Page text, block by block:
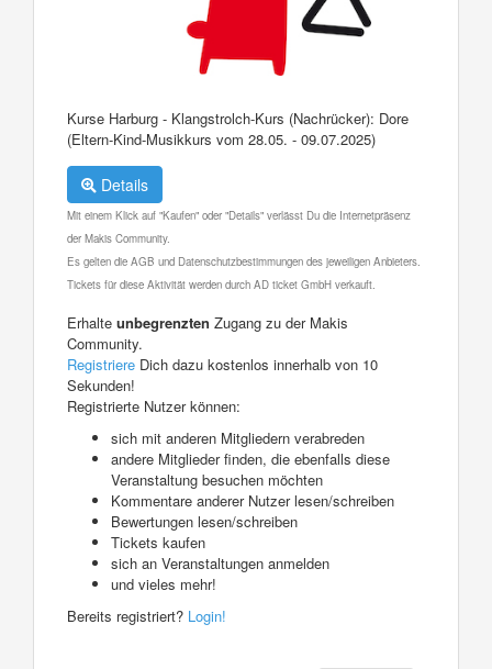
Kurse Harburg - Klangstrolch-Kurs (Nachrücker): Dore
(Eltern-Kind-Musikkurs vom 28.05. - 09.07.2025)
Details
Mit einem Klick auf "Kaufen" oder "Details" verlässt Du die Internetpräsenz
der Makis Community.
Es gelten die AGB und Datenschutzbestimmungen des jeweiligen Anbieters.
Tickets für diese Aktivität werden durch AD ticket GmbH verkauft.
Erhalte unbegrenzten Zugang zu der Makis
Community.
Registriere Dich dazu kostenlos innerhalb von 10
Sekunden!
Registrierte Nutzer können:
sich mit anderen Mitgliedern verabreden
andere Mitglieder finden, die ebenfalls diese
Veranstaltung besuchen möchten
Kommentare anderer Nutzer lesen/schreiben
Bewertungen lesen/schreiben
Tickets kaufen
sich an Veranstaltungen anmelden
und vieles mehr!
Bereits registriert? Login!